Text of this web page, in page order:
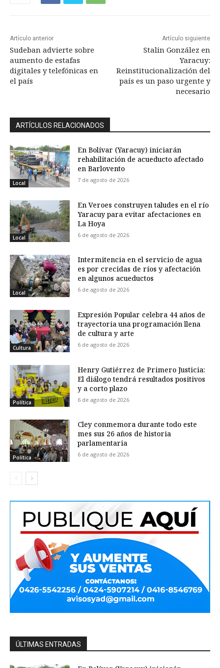
Artículo anterior
Sudeban advierte sobre
aumento de estafas
digitales y telefónicas en
el país
Artículo siguiente
Stalin González en
Yaracuy:
Reinstitucionalización del
país es un paso urgente y
necesario
ARTÍCULOS RELACIONADOS
Local
En Bolívar (Yaracuy) iniciarán
rehabilitación de acueducto afectado
en Barlovento
7 de agosto de 2026
Local
En Veroes construyen taludes en el río
Yaracuy para evitar afectaciones en
La Hoya
6 de agosto de 2026
Local
Intermitencia en el servicio de agua
es por crecidas de ríos y afectación
en algunos acueductos
6 de agosto de 2026
Cultura
Expresión Popular celebra 44 años de
trayectoria una programación llena
de cultura y arte
6 de agosto de 2026
Política
Henry Gutiérrez de Primero Justicia:
El diálogo tendrá resultados positivos
y a corto plazo
6 de agosto de 2026
Política
Cley conmemora durante todo este
mes sus 26 años de historia
parlamentaria
6 de agosto de 2026
ÚLTIMAS ENTRADAS